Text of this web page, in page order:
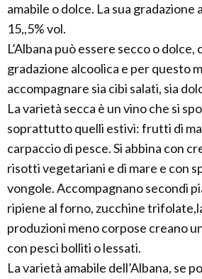
amabile o dolce. La sua gradazione
15,,5% vol.
L’Albana può essere secco o dolce,
gradazione alcoolica e per questo
accompagnare sia cibi salati, sia
La varietà secca è un vino che si
soprattutto quelli estivi: frutti di
carpaccio di pesce. Si abbina con
risotti vegetariani e di mare e con
vongole. Accompagnano secondi
ripiene al forno, zucchine
produzioni meno corpose creano
con pesci bolliti o lessati.
La varietà amabile dell’Albana, se